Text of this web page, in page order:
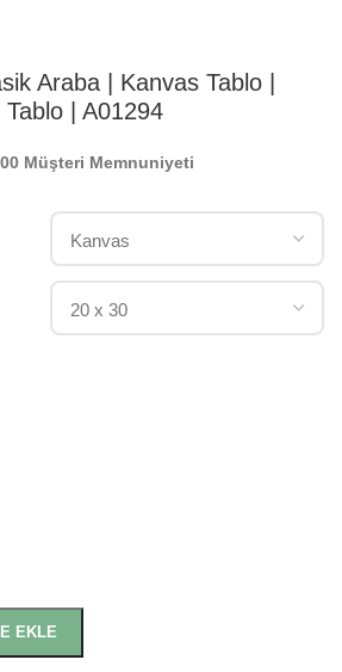
Araba | Kanvas Tablo |
| A01294
Müşteri Memnuniyeti
EKLE